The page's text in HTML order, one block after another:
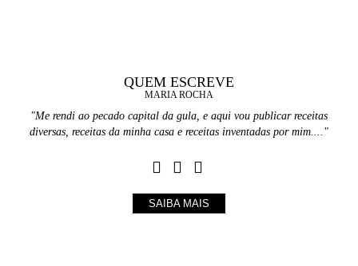
QUEM ESCREVE
MARIA ROCHA
"Me rendi ao pecado capital da gula, e aqui vou publicar receitas
diversas, receitas da minha casa e receitas inventadas por mim...."
SAIBA MAIS